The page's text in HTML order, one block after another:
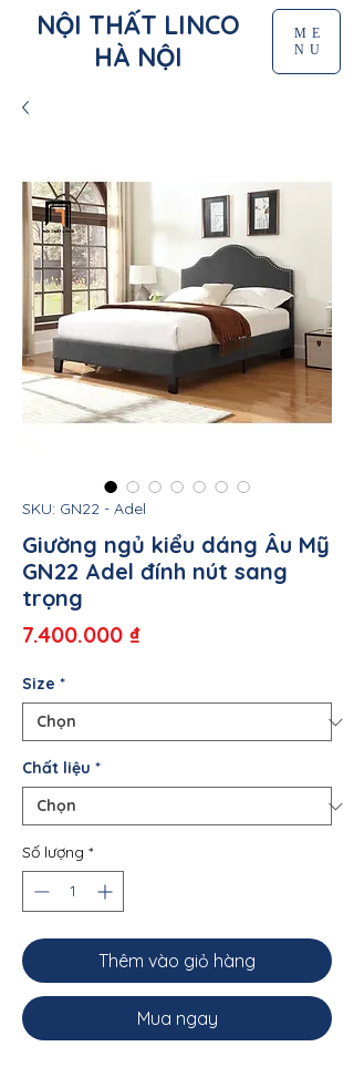
NỘI THẤT LINCO
HÀ NỘI
ME
NU
SKU: GN22 - Adel
Giường ngủ kiểu dáng Âu Mỹ
GN22 Adel đính nút sang
trọng
7.400.000 ₫Giá
Size *
Chất liệu *
Số lượng *
Thêm vào giỏ hàng
Mua ngay